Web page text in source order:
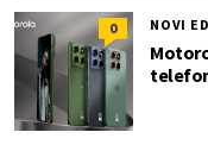
0 NOVI